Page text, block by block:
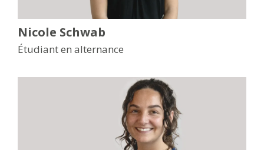
Nicole Schwab
Étudiant en alternance